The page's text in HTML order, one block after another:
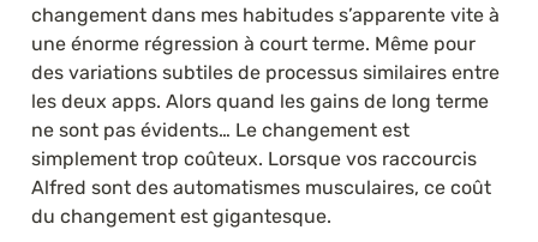
changement dans mes habitudes s’apparente vite à
une énorme régression à court terme. Même pour
des variations subtiles de processus similaires entre
les deux apps. Alors quand les gains de long terme
ne sont pas évidents… Le changement est
simplement trop coûteux. Lorsque vos raccourcis
Alfred sont des automatismes musculaires, ce coût
du changement est gigantesque.